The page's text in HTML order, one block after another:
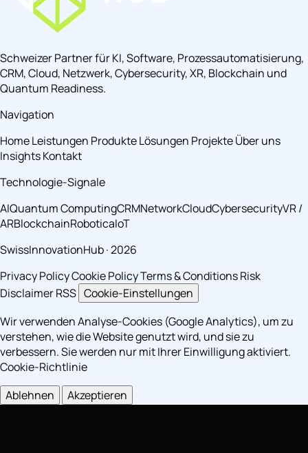
Schweizer Partner für KI, Software, Prozessautomatisierung,
CRM, Cloud, Netzwerk, Cybersecurity, XR, Blockchain und
Quantum Readiness.
Navigation
HomeLeistungen ProdukteLösungen ProjekteÜber uns
InsightsKontakt
Technologie-Signale
AIQuantum ComputingCRMNetworkCloudCybersecurityVR /
ARBlockchainRoboticaIoT
SwissInnovationHub · 2026
Privacy PolicyCookie PolicyTerms & ConditionsRisk
DisclaimerRSS Cookie-Einstellungen
Wir verwenden Analyse-Cookies (Google Analytics), um zu
verstehen, wie die Website genutzt wird, und sie zu
verbessern. Sie werden nur mit Ihrer Einwilligung aktiviert.
Cookie-Richtlinie
Ablehnen
Akzeptieren